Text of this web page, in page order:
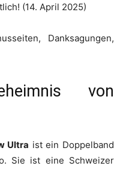
(14. April 2025)
Danksagungen,
von
Ultra ist ein Doppelband
Sie ist eine Schweizer